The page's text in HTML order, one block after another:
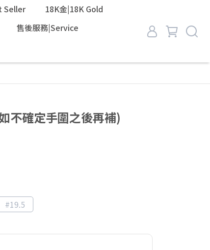
Seller
18K金|18K Gold
售後服務|Service
不確定手圍之後再補)
#19.5